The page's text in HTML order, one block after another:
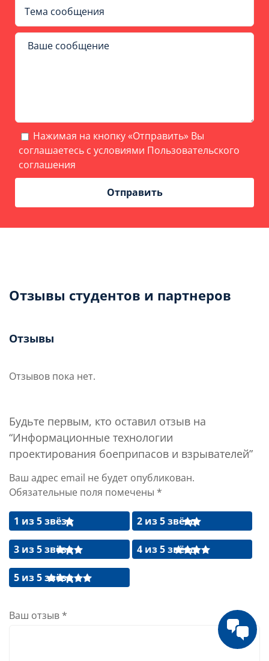
Нажимая на кнопку «Отправить» Вы
соглашаетесь с условиями Пользовательского
соглашения
Отзывы студентов и партнеров
Отзывы
Отзывов пока нет.
Будьте первым, кто оставил отзыв на
“Информационные технологии
проектирования боеприпасов и взрывателей”
Ваш адрес email не будет опубликован.
Обязательные поля помечены *
1 из 5 звёзд 2 из 5 звёзд
3 из 5 звёзд 4 из 5 звёзд
5 из 5 звёзд
Ваш отзыв *